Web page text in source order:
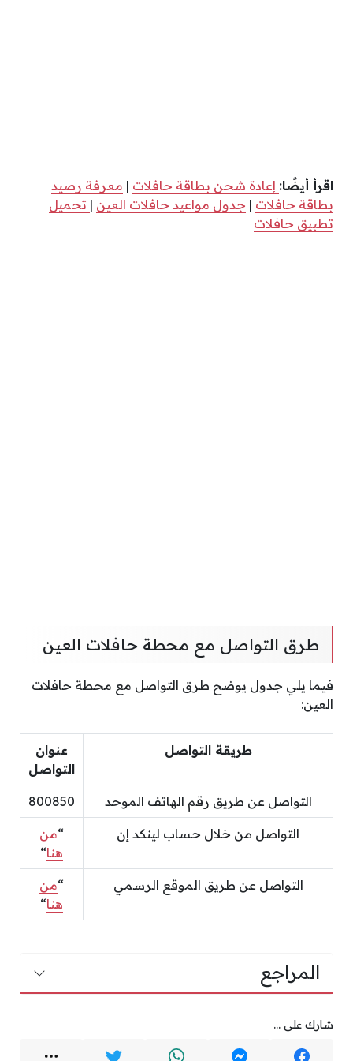
اقرأ أيضًا: إعادة شحن بطاقة حافلات | معرفة رصيد
بطاقة حافلات | جدول مواعيد حافلات العين | تحميل
تطبيق حافلات
طرق التواصل مع محطة حافلات العين
فيما يلي جدول يوضح طرق التواصل مع محطة حافلات
العين:
طريقة التواصل
عنوان
التواصل
التواصل عن طريق رقم الهاتف الموحد 800850
التواصل من خلال حساب لينكد إن “من
هنا“
التواصل عن طريق الموقع الرسمي “من
هنا“
المراجع
شارك على ...